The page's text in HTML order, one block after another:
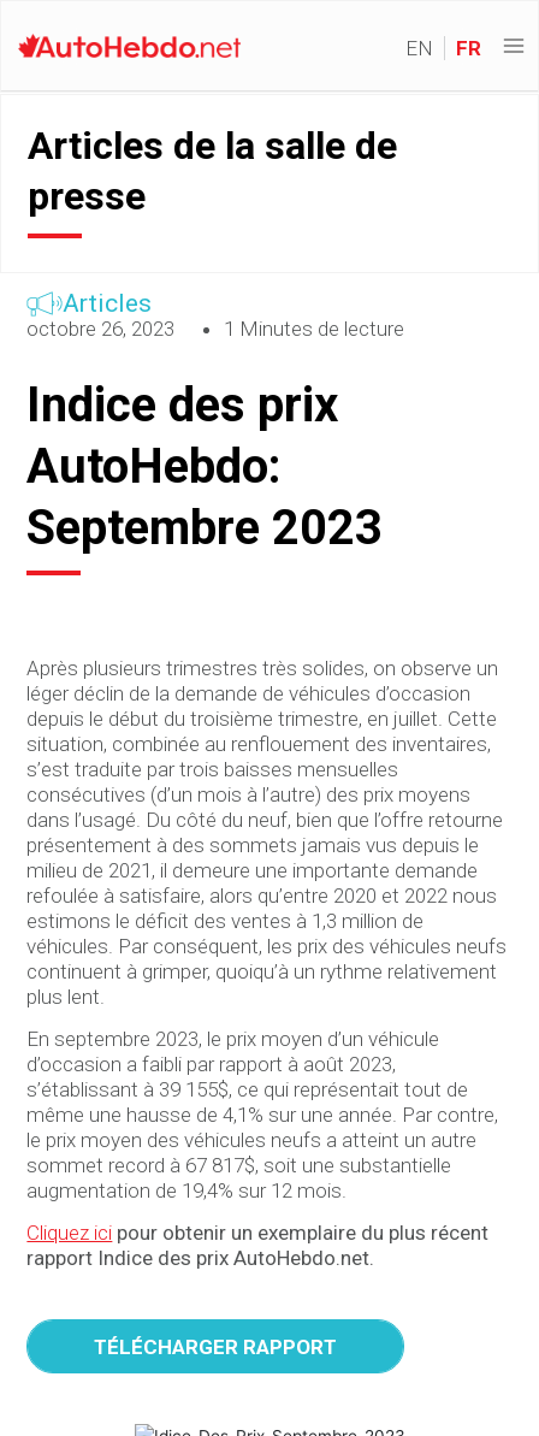
EN FR
Articles de la salle de
presse
Articles
octobre 26, 2023 1 Minutes de lecture
Indice des prix
AutoHebdo:
Septembre 2023
Après plusieurs trimestres très solides, on observe un
léger déclin de la demande de véhicules d’occasion
depuis le début du troisième trimestre, en juillet. Cette
situation, combinée au renflouement des inventaires,
s’est traduite par trois baisses mensuelles
consécutives (d’un mois à l’autre) des prix moyens
dans l’usagé. Du côté du neuf, bien que l’offre retourne
présentement à des sommets jamais vus depuis le
milieu de 2021, il demeure une importante demande
refoulée à satisfaire, alors qu’entre 2020 et 2022 nous
estimons le déficit des ventes à 1,3 million de
véhicules. Par conséquent, les prix des véhicules neufs
continuent à grimper, quoiqu’à un rythme relativement
plus lent.
En septembre 2023, le prix moyen d’un véhicule
d’occasion a faibli par rapport à août 2023,
s’établissant à 39 155$, ce qui représentait tout de
même une hausse de 4,1% sur une année. Par contre,
le prix moyen des véhicules neufs a atteint un autre
sommet record à 67 817$, soit une substantielle
augmentation de 19,4% sur 12 mois.
Cliquez ici pour obtenir un exemplaire du plus récent
rapport Indice des prix AutoHebdo.net.
TÉLÉCHARGER RAPPORT